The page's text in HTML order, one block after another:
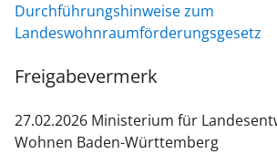
Durchführungshinweise zum
Landeswohnraumförderungsgesetz
Freigabevermerk
27.02.2026 Ministerium für
Wohnen Baden-Württemberg